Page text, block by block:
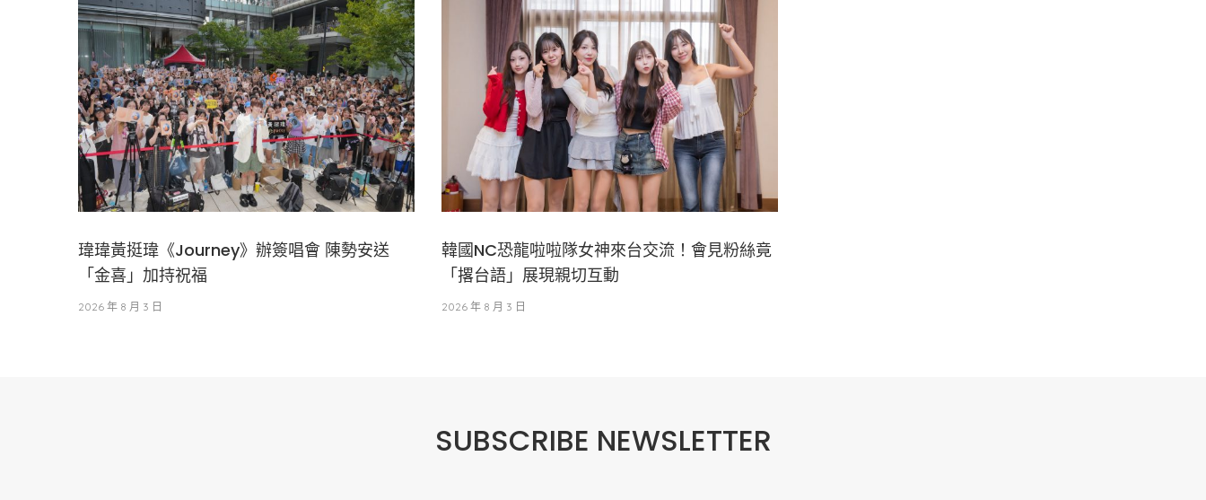
瑋瑋黃挺瑋《Journey》辦簽唱會 陳勢安送
「金喜」加持祝福
2026 年 8 月 3 日
韓國NC恐龍啦啦隊女神來台交流！會見粉絲竟
「撂台語」展現親切互動
2026 年 8 月 3 日
SUBSCRIBE NEWSLETTER